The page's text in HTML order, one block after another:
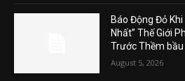
Báo Động Đỏ Khi
Nhất” Thế Giới
Trước Thềm bầu
August 5, 2026